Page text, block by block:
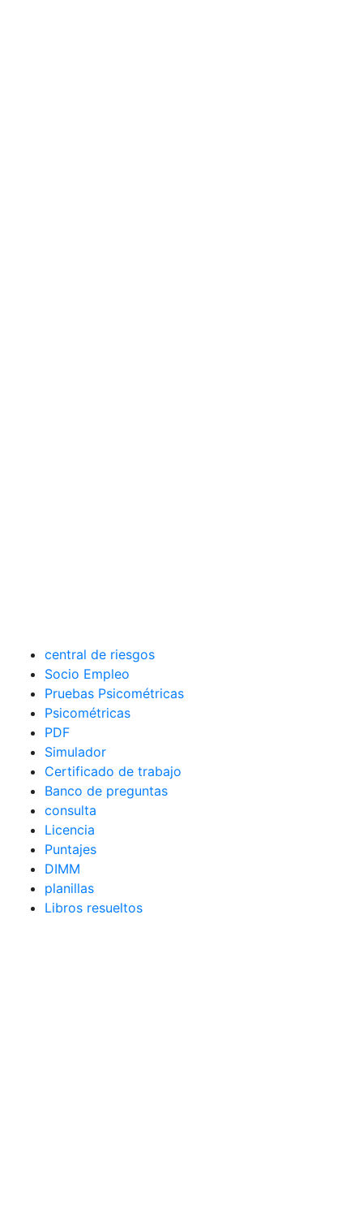
central de riesgos
Socio Empleo
Pruebas Psicométricas
Psicométricas
PDF
Simulador
Certificado de trabajo
Banco de preguntas
consulta
Licencia
Puntajes
DIMM
planillas
Libros resueltos